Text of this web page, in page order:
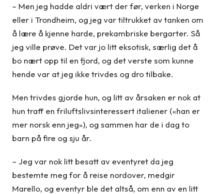
– Men jeg hadde aldri vært der før, verken i Norge
eller i Trondheim, og jeg var tiltrukket av tanken om
å lære å kjenne harde, prekambriske bergarter. Så
jeg ville prøve. Det var jo litt eksotisk, særlig det å
bo nært opp til en fjord, og det verste som kunne
hende var at jeg ikke trivdes og dro tilbake.
Men trivdes gjorde hun, og litt av årsaken er nok at
hun traff en friluftslivsinteressert italiener («han er
mer norsk enn jeg»), og sammen har de i dag to
barn på fire og sju år.
– Jeg var nok litt besatt av eventyret da jeg
bestemte meg for å reise nordover, medgir
Marello, og eventyr ble det altså, om enn av en litt